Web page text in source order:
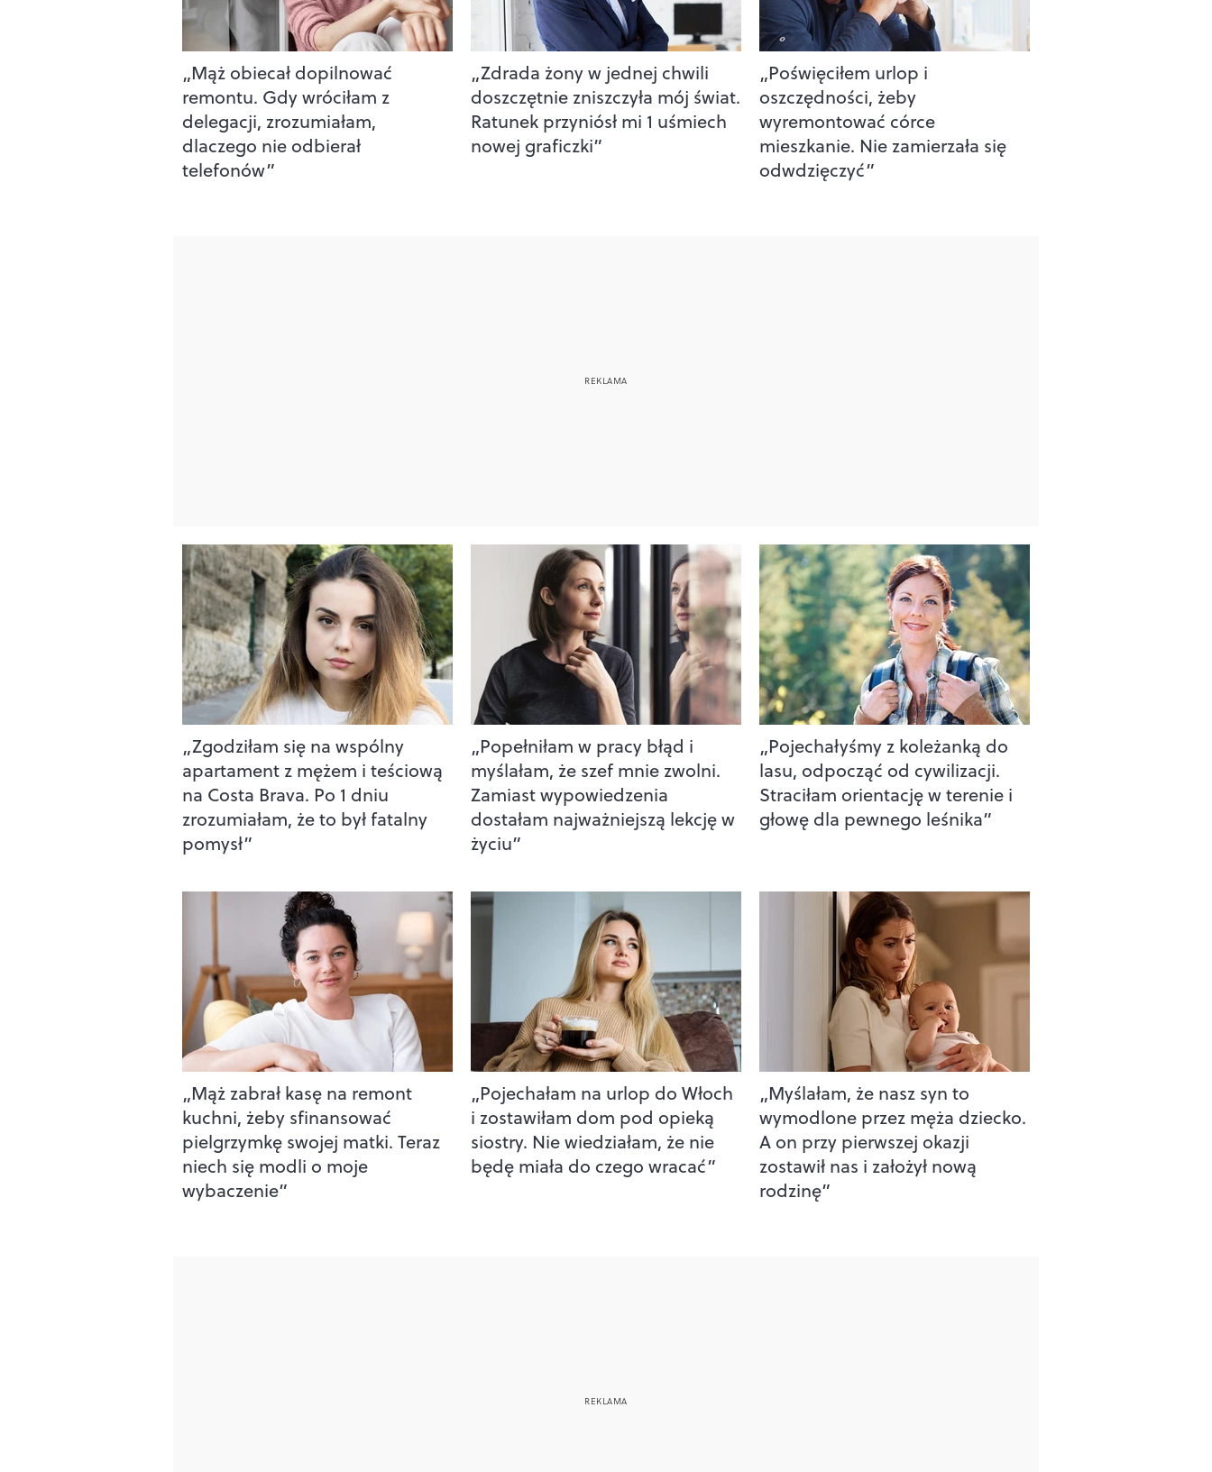
„Mąż obiecał dopilnować
remontu. Gdy wróciłam z
delegacji, zrozumiałam,
dlaczego nie odbierał
telefonów”
„Zdrada żony w jednej chwili
doszczętnie zniszczyła mój świat.
Ratunek przyniósł mi 1 uśmiech
nowej graficzki”
„Poświęciłem urlop i
oszczędności, żeby
wyremontować córce
mieszkanie. Nie zamierzała się
odwdzięczyć”
„Zgodziłam się na wspólny
apartament z mężem i teściową
na Costa Brava. Po 1 dniu
zrozumiałam, że to był fatalny
pomysł”
„Popełniłam w pracy błąd i
myślałam, że szef mnie zwolni.
Zamiast wypowiedzenia
dostałam najważniejszą lekcję w
życiu”
„Pojechałyśmy z koleżanką do
lasu, odpocząć od cywilizacji.
Straciłam orientację w terenie i
głowę dla pewnego leśnika”
„Mąż zabrał kasę na remont
kuchni, żeby sfinansować
pielgrzymkę swojej matki. Teraz
niech się modli o moje
wybaczenie”
„Pojechałam na urlop do Włoch
i zostawiłam dom pod opieką
siostry. Nie wiedziałam, że nie
będę miała do czego wracać”
„Myślałam, że nasz syn to
wymodlone przez męża dziecko.
A on przy pierwszej okazji
zostawił nas i założył nową
rodzinę”